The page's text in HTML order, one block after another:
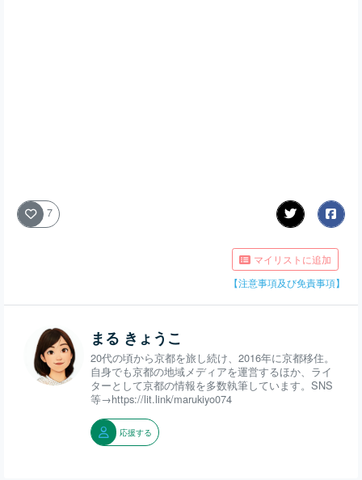
7
マイリストに追加
【注意事項及び免責事項】
まる きょうこ
20代の頃から京都を旅し続け、2016年に京都移住。
自身でも京都の地域メディアを運営するほか、ライ
ターとして京都の情報を多数執筆しています。SNS
等→https://lit.link/marukiyo074
応援する